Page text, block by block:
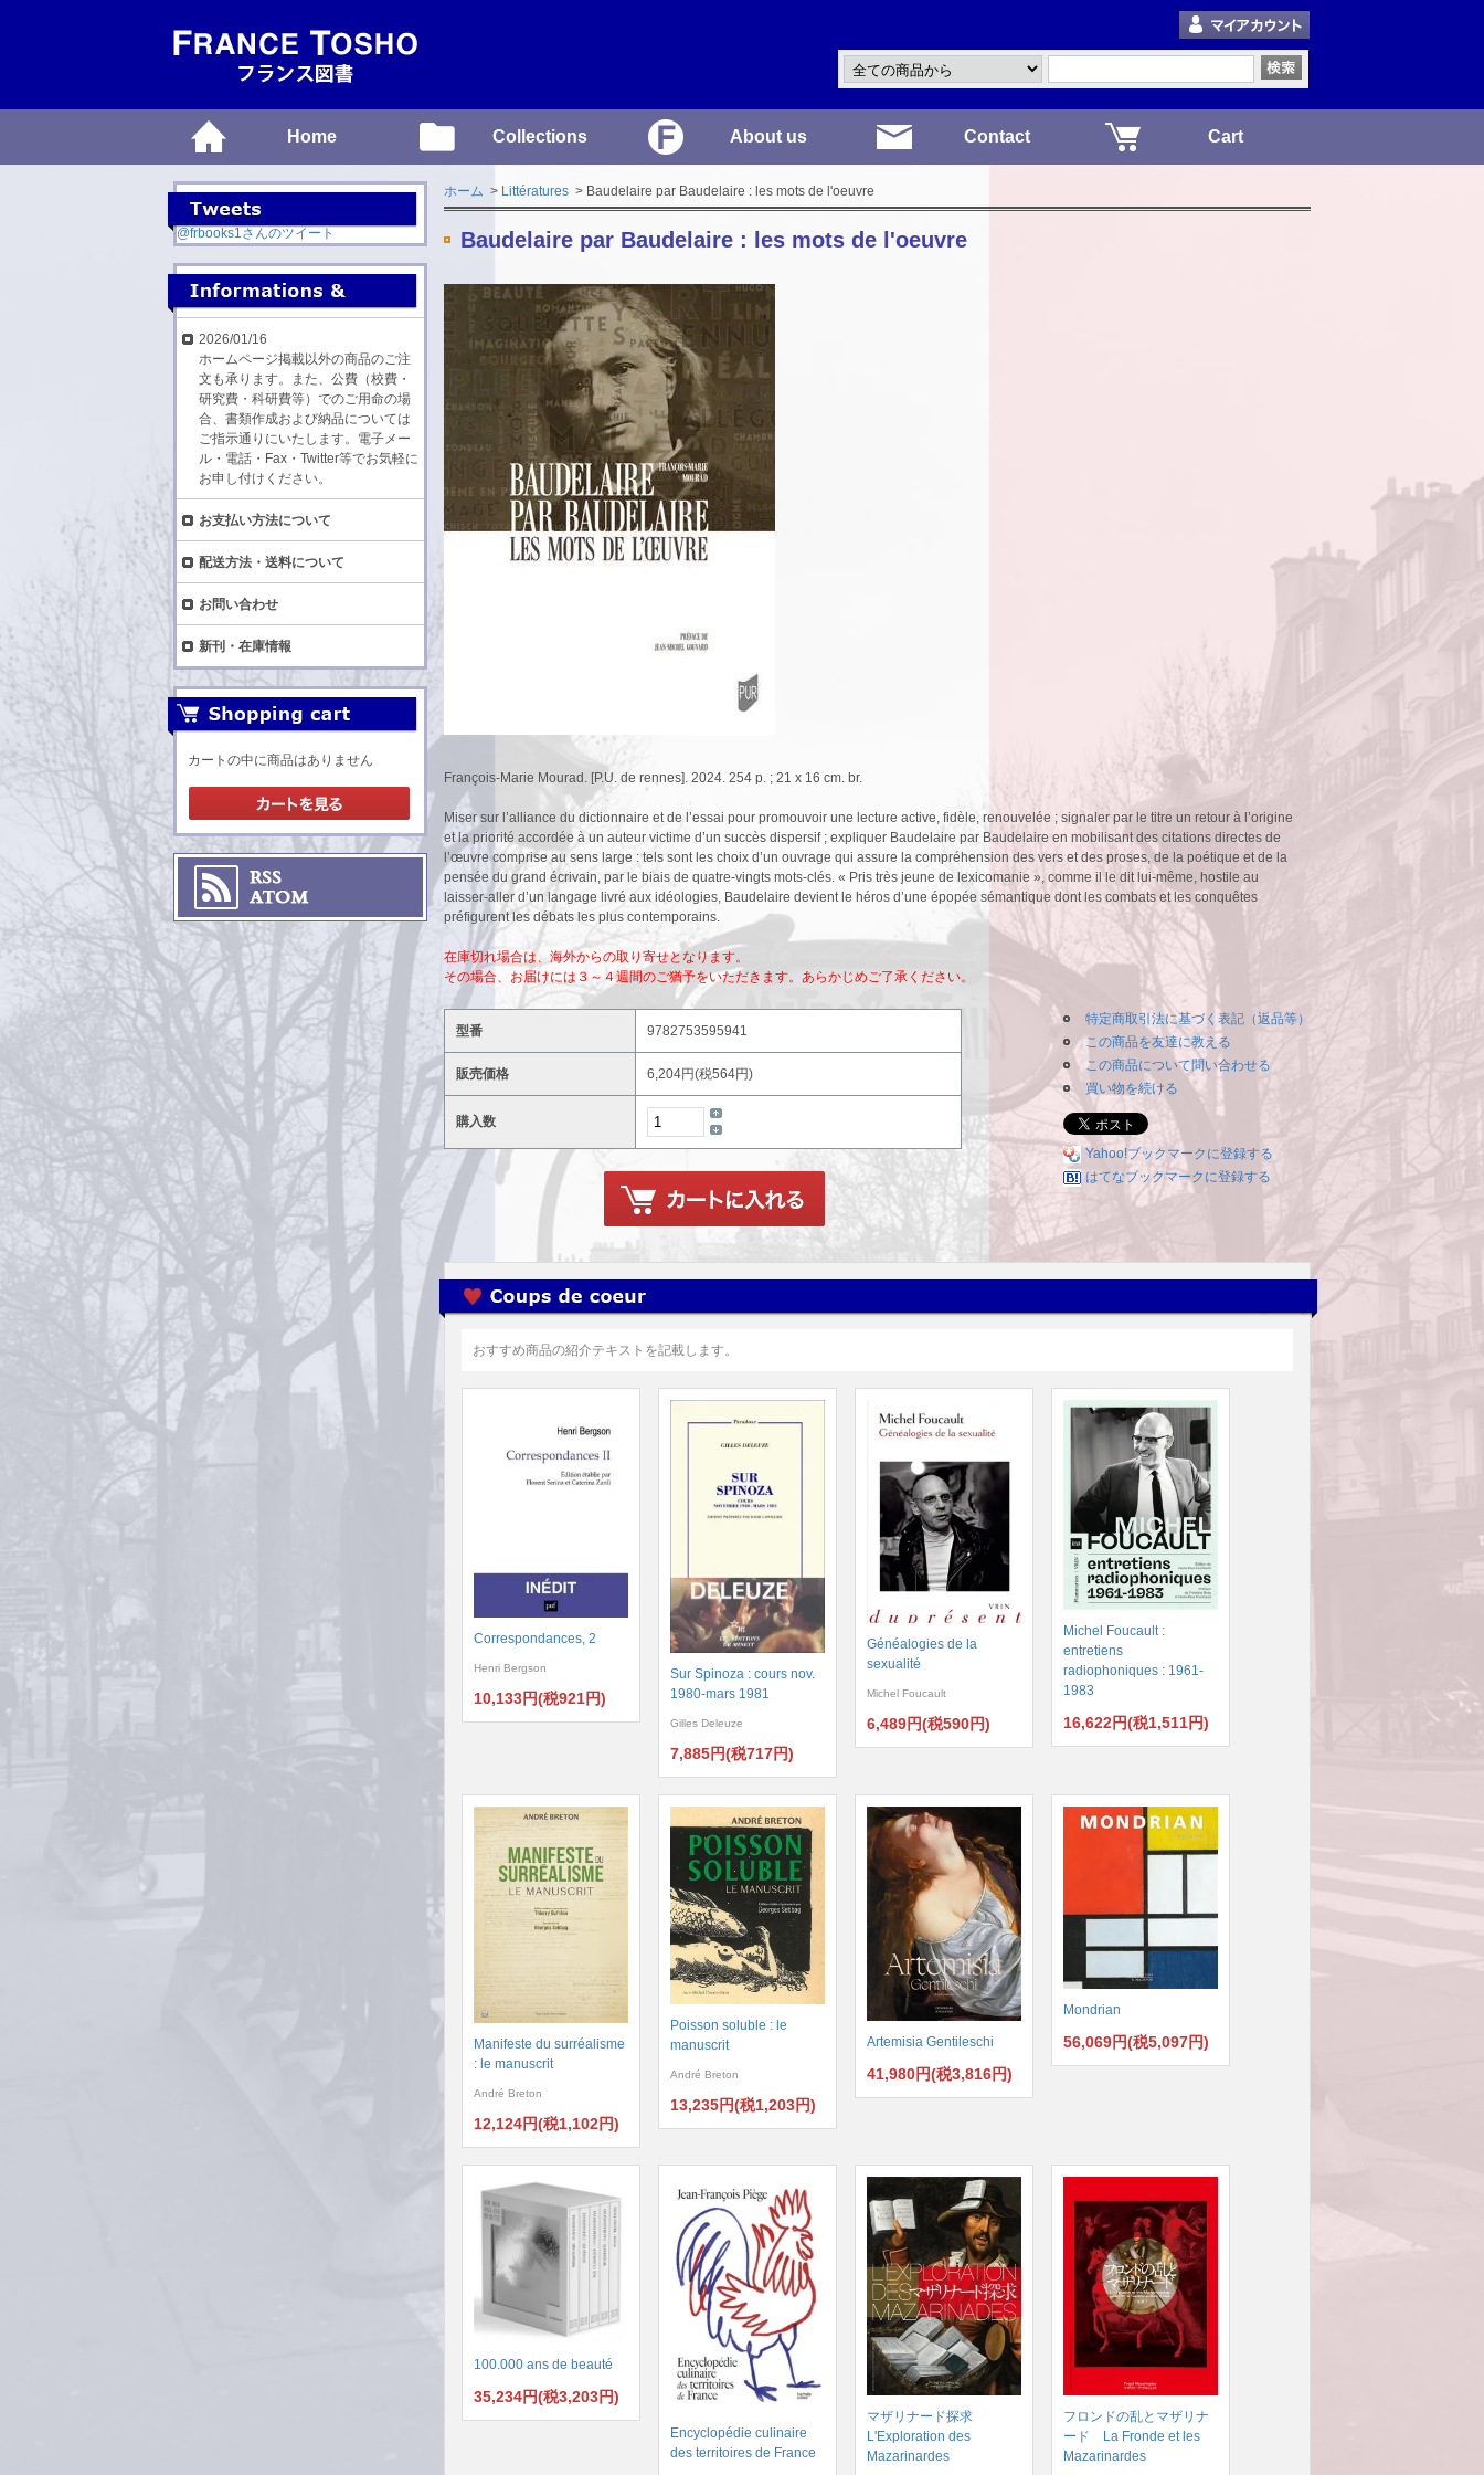
Home Collections About us Contact Cart
ホーム > Littératures > Baudelaire par Baudelaire : les mots de l'oeuvre
Baudelaire par Baudelaire : les mots de l'oeuvre
François-Marie Mourad. [P.U. de rennes]. 2024. 254 p. ; 21 x 16 cm. br.
Miser sur l’alliance du dictionnaire et de l’essai pour promouvoir une lecture active, fidèle, renouvelée ; signaler par le titre un retour à l’origine
et la priorité accordée à un auteur victime d’un succès dispersif ; expliquer Baudelaire par Baudelaire en mobilisant des citations directes de
l’œuvre comprise au sens large : tels sont les choix d’un ouvrage qui assure la compréhension des vers et des proses, de la poétique et de la
pensée du grand écrivain, par le biais de quatre-vingts mots-clés. « Pris très jeune de lexicomanie », comme il le dit lui-même, hostile au
laisser-aller d’un langage livré aux idéologies, Baudelaire devient le héros d’une épopée sémantique dont les combats et les conquêtes
préfigurent les débats les plus contemporains.
在庫切れ場合は、海外からの取り寄せとなります。
その場合、お届けには３～４週間のご猶予をいただきます。あらかじめご了承ください。
型番 9782753595941
販売価格 6,204円(税564円)
購入数
特定商取引法に基づく表記（返品等）
この商品を友達に教える
この商品について問い合わせる
買い物を続ける
Yahoo!ブックマークに登録する
はてなブックマークに登録する
おすすめ商品の紹介テキストを記載します。
Correspondances, 2
Henri Bergson
10,133円(税921円)
Sur Spinoza : cours nov.
1980-mars 1981
Gilles Deleuze
7,885円(税717円)
Généalogies de la
sexualité
Michel Foucault
6,489円(税590円)
Michel Foucault :
entretiens
radiophoniques : 1961-
1983
16,622円(税1,511円)
Manifeste du surréalisme
: le manuscrit
André Breton
12,124円(税1,102円)
Poisson soluble : le
manuscrit
André Breton
13,235円(税1,203円)
Artemisia Gentileschi
41,980円(税3,816円)
Mondrian
56,069円(税5,097円)
100.000 ans de beauté
35,234円(税3,203円)
Encyclopédie culinaire
des territoires de France
マザリナード探求
L'Exploration des
Mazarinardes
フロンドの乱とマザリナ
ード La Fronde et les
Mazarinardes
@frbooks1さんのツイート
2026/01/16
ホームページ掲載以外の商品のご注
文も承ります。また、公費（校費・
研究費・科研費等）でのご用命の場
合、書類作成および納品については
ご指示通りにいたします。電子メー
ル・電話・Fax・Twitter等でお気軽に
お申し付けください。
お支払い方法について
配送方法・送料について
お問い合わせ
新刊・在庫情報
カートの中に商品はありません